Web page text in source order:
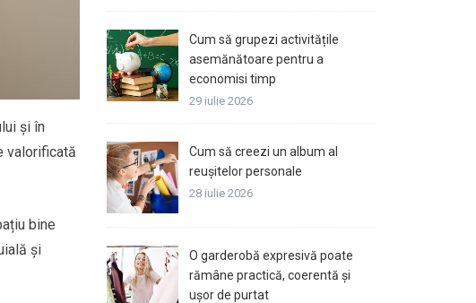
și în
valorificată
bine
și
Cum să grupezi activitățile
asemănătoare pentru a
economisi timp
29 iulie 2026
Cum să creezi un album al
reușitelor personale
28 iulie 2026
O garderobă expresivă poate
rămâne practică, coerentă și
ușor de purtat